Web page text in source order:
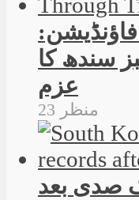
سندھ کا
عزم
23 منظر
صدی بعد